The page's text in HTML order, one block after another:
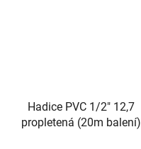
Hadice PVC 1/2" 12,7
propletená (20m balení)